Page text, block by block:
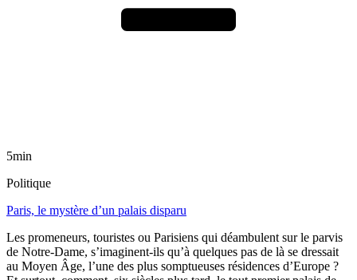
5min
Politique
Paris, le mystère d’un palais disparu
Les promeneurs, touristes ou Parisiens qui déambulent sur le parvis
de Notre-Dame, s’imaginent-ils qu’à quelques pas de là se dressait
au Moyen Âge, l’une des plus somptueuses résidences d’Europe ?